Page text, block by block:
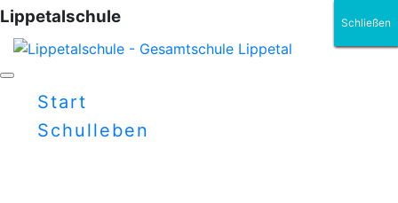
Lippetalschule
Start
Schulleben
Schließen
Schließen
Schließen
Schließen
Schließen
Schließen